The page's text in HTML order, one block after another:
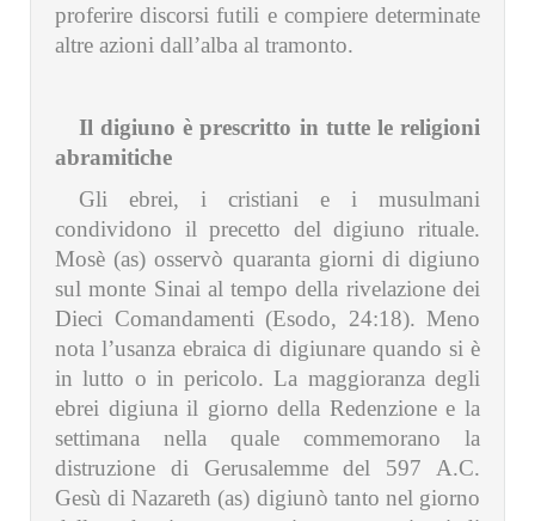
proferire discorsi futili e compiere determinate
altre azioni dall’alba al tramonto.
Il digiuno è prescritto in tutte le religioni
abramitiche
Gli ebrei, i cristiani e i musulmani
condividono il precetto del digiuno rituale.
Mosè (as) osservò quaranta giorni di digiuno
sul monte Sinai al tempo della rivelazione dei
Dieci Comandamenti (Esodo, 24:18). Meno
nota l’usanza ebraica di digiunare quando si è
in lutto o in pericolo. La maggioranza degli
ebrei digiuna il giorno della Redenzione e la
settimana nella quale commemorano la
distruzione di Gerusalemme del 597 A.C.
Gesù di Nazareth (as) digiunò tanto nel giorno